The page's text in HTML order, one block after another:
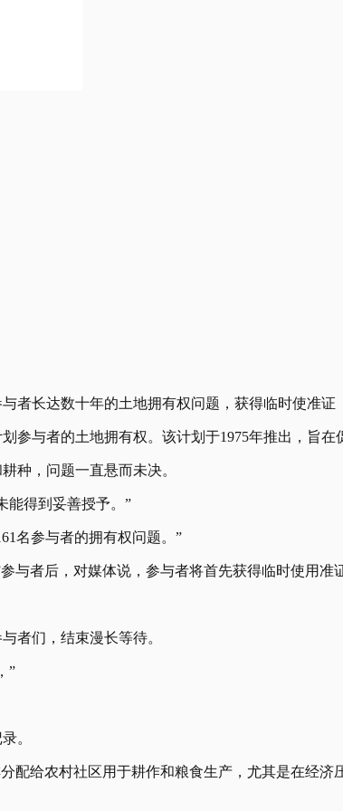
者长达数十年的土地拥有权问题，获得临时使准证
参与者的土地拥有权。该计划于1975年推出，旨在
种，问题一直悬而未决。
能得到妥善授予。”
名参与者的拥有权问题。”
者后，对媒体说，参与者将首先获得临时使用准
者们，结束漫长等待。
”
。
配给农村社区用于耕作和粮食生产，尤其是在经济